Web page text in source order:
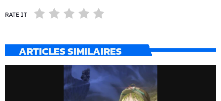
RATE IT
ARTICLES SIMILAIRES